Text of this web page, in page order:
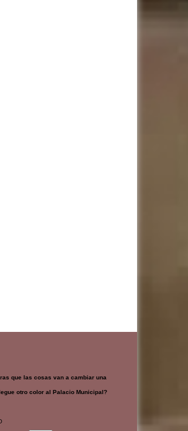
que las cosas van a cambiar una
otro color al Palacio Municipal?